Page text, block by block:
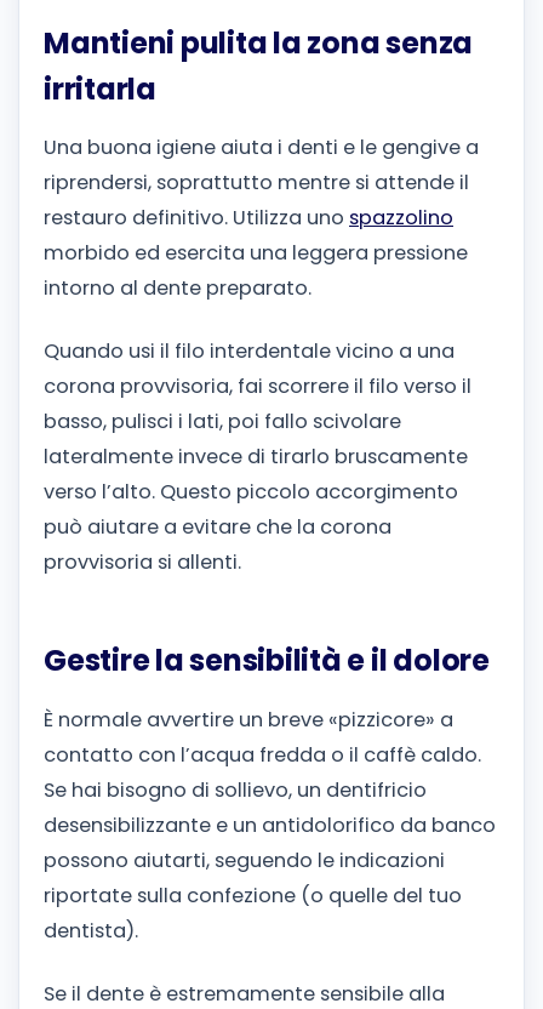
Mantieni pulita la zona senza
irritarla
Una buona igiene aiuta i denti e le gengive a
riprendersi, soprattutto mentre si attende il
restauro definitivo. Utilizza uno spazzolino
morbido ed esercita una leggera pressione
intorno al dente preparato.
Quando usi il filo interdentale vicino a una
corona provvisoria, fai scorrere il filo verso il
basso, pulisci i lati, poi fallo scivolare
lateralmente invece di tirarlo bruscamente
verso l’alto. Questo piccolo accorgimento
può aiutare a evitare che la corona
provvisoria si allenti.
Gestire la sensibilità e il dolore
È normale avvertire un breve «pizzicore» a
contatto con l’acqua fredda o il caffè caldo.
Se hai bisogno di sollievo, un dentifricio
desensibilizzante e un antidolorifico da banco
possono aiutarti, seguendo le indicazioni
riportate sulla confezione (o quelle del tuo
dentista).
Se il dente è estremamente sensibile alla